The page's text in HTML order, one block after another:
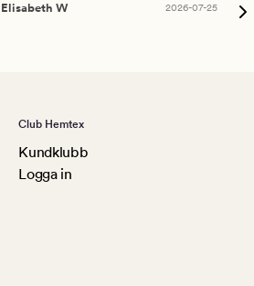
Elisabeth W
2026-07-25
Club Hemtex
Kundklubb
Logga in